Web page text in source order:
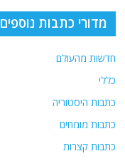
מדורי כתבות נוספים
חדשות מהעולם
כללי
כתבות היסטוריה
כתבות מומחים
כתבות קצרות